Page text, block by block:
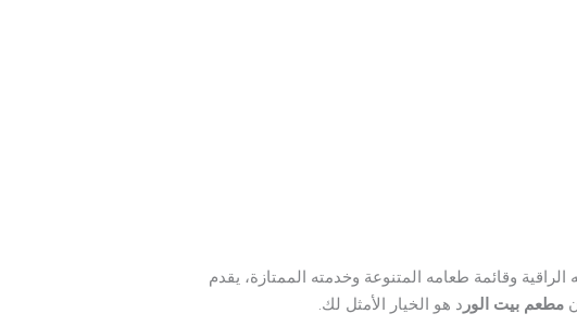
وقائمة طعامه المتنوعة وخدمته الممتازة، يقدم
مطعم بيت الور د هو الخيار الأمثل لك.